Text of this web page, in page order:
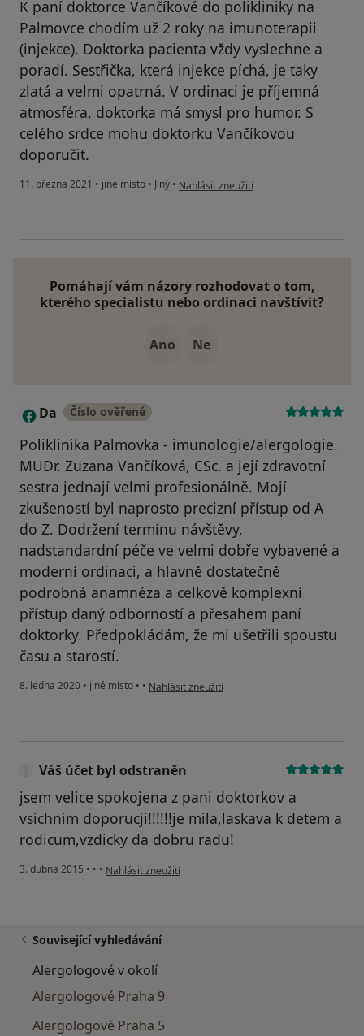
K paní doktorce Vančíkové do polikliniky na
Palmovce chodím už 2 roky na imunoterapii
(injekce). Doktorka pacienta vždy vyslechne a
poradí. Sestřička, která injekce píchá, je taky
zlatá a velmi opatrná. V ordinaci je příjemná
atmosféra, doktorka má smysl pro humor. S
celého srdce mohu doktorku Vančíkovou
doporučit.
11. března 2021 • jiné místo • Jiný • podle názoru uživatele Váš účet byl
Nahlásit zneužití
Pomáhají vám názory rozhodovat o tom,
kterého specialistu nebo ordinaci navštívit?
Ano Ne
D Da Číslo ověřené
Poliklinika Palmovka - imunologie/alergologie.
MUDr. Zuzana Vančíková, CSc. a její zdravotní
sestra jednají velmi profesionálně. Mojí
zkušeností byl naprosto precizní přístup od A
do Z. Dodržení termínu návštěvy,
nadstandardní péče ve velmi dobře vybavené a
moderní ordinaci, a hlavně dostatečně
podrobná anamnéza a celkově komplexní
přístup daný odborností a přesahem paní
doktorky. Předpokládám, že mi ušetřili spoustu
času a starostí.
8. ledna 2020 • jiné místo • • podle názoru uživatele Da
Nahlásit zneužití
Váš účet byl odstraněn
jsem velice spokojena z pani doktorkov a
vsichnim doporucji!!!!!!je mila,laskava k detem a
rodicum,vzdicky da dobru radu!
3. dubna 2015 • • • podle názoru uživatele Váš účet byl odstraněn
Nahlásit zneužití
Související vyhledávání
Alergologové v okolí
Alergologové Praha 9
Alergologové Praha 5